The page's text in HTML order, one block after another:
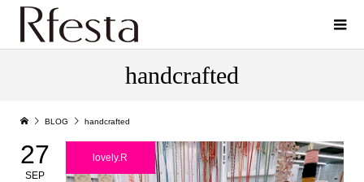
handcrafted
BLOG handcrafted
27
SEP
lovely.R